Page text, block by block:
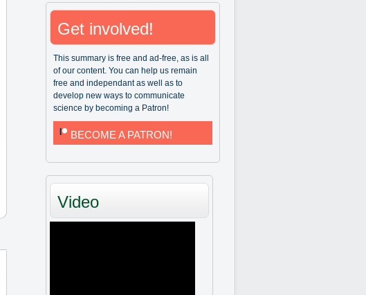
Get involved!
This summary is free and ad-free, as is all
of our content. You can help us remain
free and independant as well as to
develop new ways to communicate
science by becoming a Patron!
BECOME A PATRON!
Video